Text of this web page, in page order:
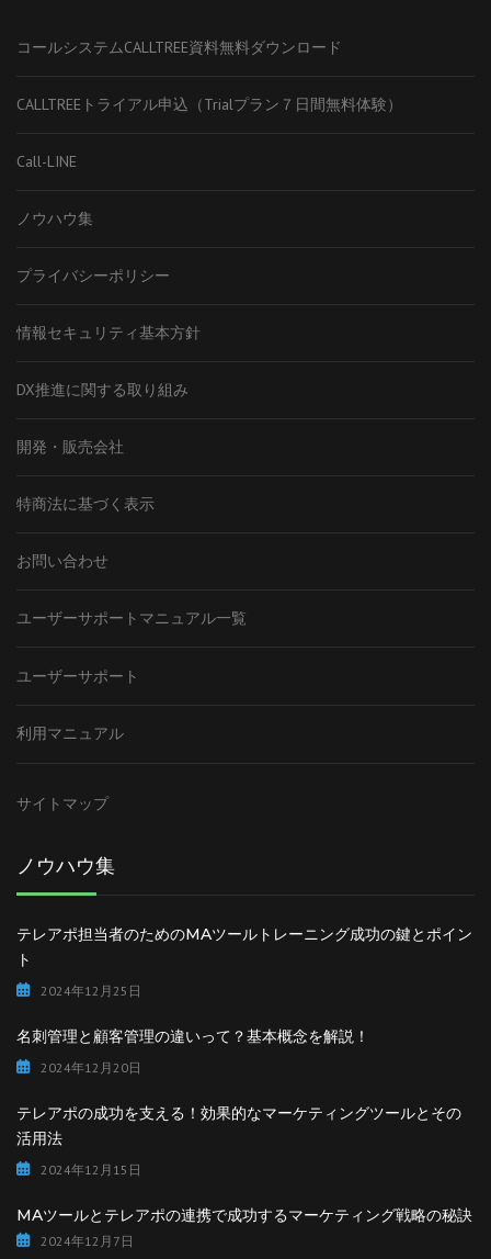
コールシステムCALLTREE資料無料ダウンロード
CALLTREEトライアル申込（Trialプラン７日間無料体験）
Call-LINE
ノウハウ集
プライバシーポリシー
情報セキュリティ基本方針
DX推進に関する取り組み
開発・販売会社
特商法に基づく表示
お問い合わせ
ユーザーサポートマニュアル一覧
ユーザーサポート
利用マニュアル
サイトマップ
ノウハウ集
テレアポ担当者のためのMAツールトレーニング成功の鍵とポイン
ト
2024年12月25日
名刺管理と顧客管理の違いって？基本概念を解説！
2024年12月20日
テレアポの成功を支える！効果的なマーケティングツールとその
活用法
2024年12月15日
MAツールとテレアポの連携で成功するマーケティング戦略の秘訣
2024年12月7日